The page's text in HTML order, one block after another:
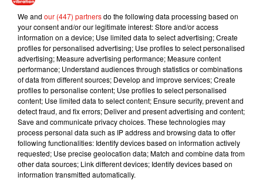
du bruit d'où les quelques crispations que l'on aperçoit sur
mon visage", a confié Liz àBuzzFeed."Sa chute l'a sidérée,
elle n'a pas bougé pendant un long moment", a ensuite
plaisanté la jeune fille. Heureusement, plus de peur que de
mal pour la maman qui s'en est sortie sans aucune
égratignure. Et grâce à cette chute spectaculaire, Liz a pu
récolterplus de5 millions de vuespour sa chanson.
Musique
We and our (447) partnersdo the following data processing based on
your consent and/or our legitimate interest: Store and/or access
information on a device; Use limited data to select advertising; Create
profiles for personalised advertising; Use profiles to select personalised
advertising; Measure advertising performance; Measure content
performance; Understand audiences through statistics or combinations
of data from different sources; Develop and improve services; Create
profiles to personalise content; Use profiles to select personalised
content; Use limited data to select content; Ensure security, prevent and
detect fraud, and fix errors; Deliver and present advertising and content;
Save and communicate privacy choices. These technologies may
process personal data such as IP address and browsing data to offer
following functionalities: Identify devices based on information actively
requested; Use precise geolocation data; Match and combine data from
other data sources; Link different devices; Identify devices based on
information transmitted automatically.